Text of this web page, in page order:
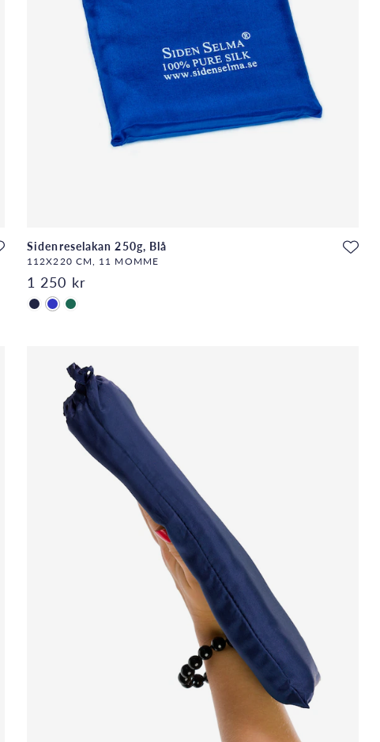
Sidenreselakan 250g, Blå
112X220 CM, 11 MOMME
1 250 kr